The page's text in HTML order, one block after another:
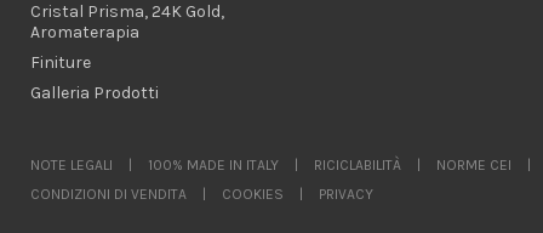
Cristal Prisma, 24K Gold,
Aromaterapia
Finiture
Galleria Prodotti
NOTE LEGALI 100% MADE IN ITALY RICICLABILITÀ NORME CEI
CONDIZIONI DI VENDITA
COOKIES PRIVACY